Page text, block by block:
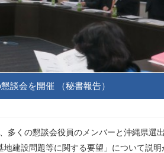
談会を開催 （秘書報告）
多くの懇談会役員のメンバーと沖縄県選
建設問題等に関する要望」について説明